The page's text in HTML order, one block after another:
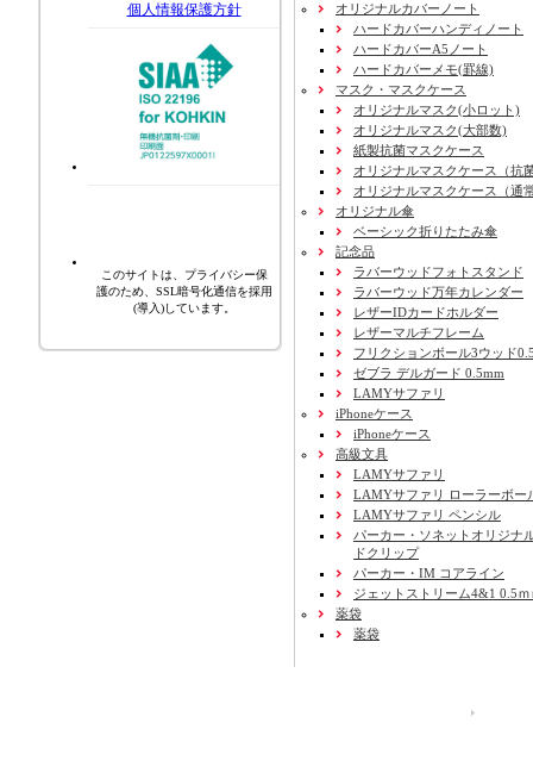
個人情報保護方針
このサイトは、プライバシー保
護のため、SSL暗号化通信を採用
(導入)しています。
オリジナルカバーノート
ハードカバーハンディノート
ハードカバーA5ノート
ハードカバーメモ(罫線)
マスク・マスクケース
オリジナルマスク(小ロット)
オリジナルマスク(大部数)
紙製抗菌マスクケース
オリジナルマスクケース（抗
オリジナルマスクケース（通
オリジナル傘
ベーシック折りたたみ傘
記念品
ラバーウッドフォトスタンド
ラバーウッド万年カレンダー
レザーIDカードホルダー
レザーマルチフレーム
フリクションボール3ウッド
ゼブラ デルガード 0.5mm
LAMYサファリ
iPhoneケース
iPhoneケース
高級文具
LAMYサファリ
LAMYサファリ ローラーボー
LAMYサファリ ペンシル
パーカー・ソネットオリジナ
ドクリップ
パーカー・IM コアライン
ジェットストリーム4&1 0.5ｍ
薬袋
薬袋